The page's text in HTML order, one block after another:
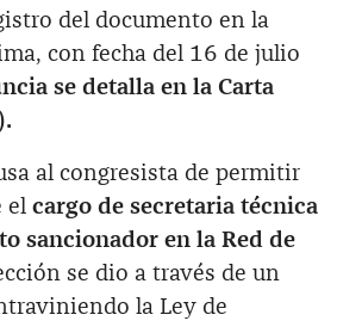
del documento en la
con fecha del 16 de julio
se detalla en la Carta
al congresista de permitir
el cargo de secretaria técnica
sancionador en la Red de
se dio a través de un
la Ley de